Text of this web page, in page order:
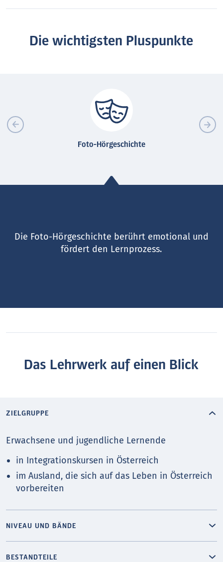
Die wichtigsten Pluspunkte
Foto-Hörgeschichte
Die Foto-Hörgeschichte berührt emotional und
fördert den Lernprozess.
Das Lehrwerk auf einen Blick
ZIELGRUPPE
Erwachsene und jugendliche Lernende
in Integrationskursen in Österreich
im Ausland, die sich auf das Leben in Österreich
vorbereiten
NIVEAU UND BÄNDE
BESTANDTEILE